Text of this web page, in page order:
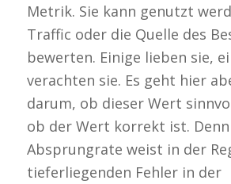
Metrik. Sie kann genutzt
Traffic oder die Quelle des
bewerten. Einige lieben sie,
verachten sie. Es geht hier
darum, ob dieser Wert
ob der Wert korrekt ist.
Absprungrate weist in der
tieferliegenden Fehler in der